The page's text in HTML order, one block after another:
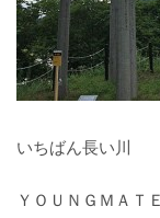
いちばん長い川
ＹＯＵＮＧＭＡＴ